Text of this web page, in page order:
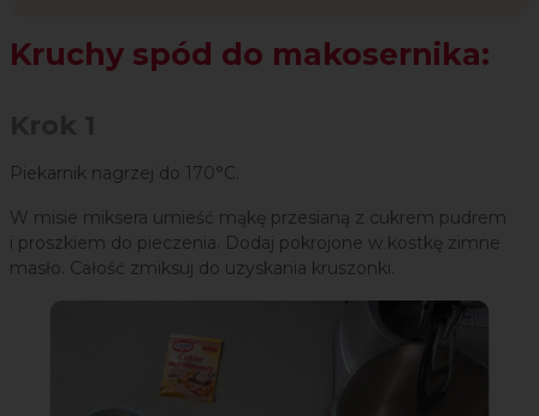
Kruchy spód do makosernika:
Piekarnik nagrzej do 170°C.
W misie miksera umieść mąkę przesianą z cukrem pudrem
i proszkiem do pieczenia. Dodaj pokrojone w kostkę zimne
masło. Całość zmiksuj do uzyskania kruszonki.